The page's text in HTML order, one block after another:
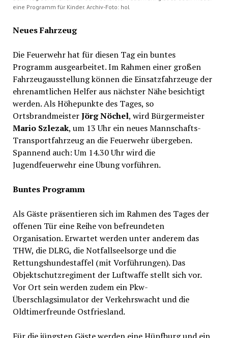
eine Programm für Kinder. Archiv-Foto: hol
Neues Fahrzeug
Die Feuerwehr hat für diesen Tag ein buntes
Programm ausgearbeitet. Im Rahmen einer großen
Fahrzeugausstellung können die Einsatzfahrzeuge der
ehrenamtlichen Helfer aus nächster Nähe besichtigt
werden. Als Höhepunkte des Tages, so
OrtsbrandmeisterJörg Nöchel, wird Bürgermeister
Mario Szlezak, um 13 Uhr ein neues Mannschafts-
Transportfahrzeug an die Feuerwehr übergeben.
Spannend auch: Um 14.30 Uhr wird die
Jugendfeuerwehr eine Übung vorführen.
Buntes Programm
Als Gäste präsentieren sich im Rahmen des Tages der
offenen Tür eine Reihe von befreundeten
Organisation. Erwartet werden unter anderem das
THW, die DLRG, die Notfallseelsorge und die
Rettungshundestaffel (mit Vorführungen). Das
Objektschutzregiment der Luftwaffe stellt sich vor.
Vor Ort sein werden zudem ein Pkw-
Überschlagsimulator der Verkehrswacht und die
Oldtimerfreunde Ostfriesland.